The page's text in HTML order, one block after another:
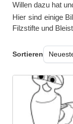
Willen dazu hat
Hier sind einige
Filzstifte und
Sortieren